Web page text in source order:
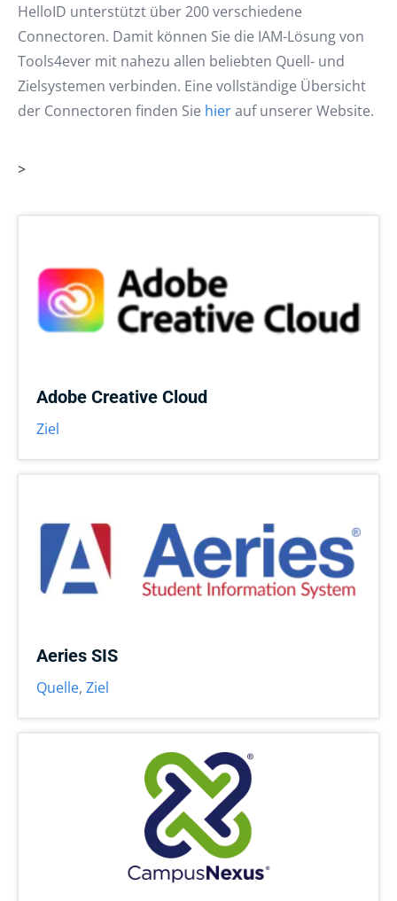
HelloID unterstützt über 200 verschiedene
Connectoren. Damit können Sie die IAM-Lösung von
Tools4ever mit nahezu allen beliebten Quell- und
Zielsystemen verbinden. Eine vollständige Übersicht
der Connectoren finden Sie hierauf unserer Website.
>
Adobe Creative Cloud
Ziel
Aeries SIS
Quelle, Ziel